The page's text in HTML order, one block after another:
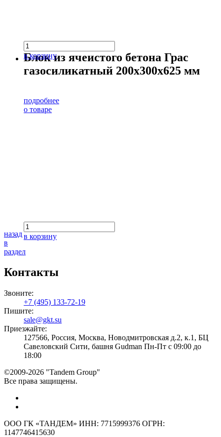
в корзину
Блок из ячеистого бетона Грас
газосиликатный 200х300х625 мм
подробнее
о товаре
в корзину
назад
в
раздел
Контакты
Звоните:
+7 (495) 133-72-19
Пишите:
sale@gkt.su
Приезжайте:
127566, Россия, Москва, Новодмитровская д.2, к.1, БЦ
Савеловский Сити, башня Gudman Пн-Пт с 09:00 до
18:00
©2009-2026 "Tandem Group"
Все права защищены.
ООО ГК «ТАНДЕМ» ИНН: 7715999376 ОГРН:
1147746415630